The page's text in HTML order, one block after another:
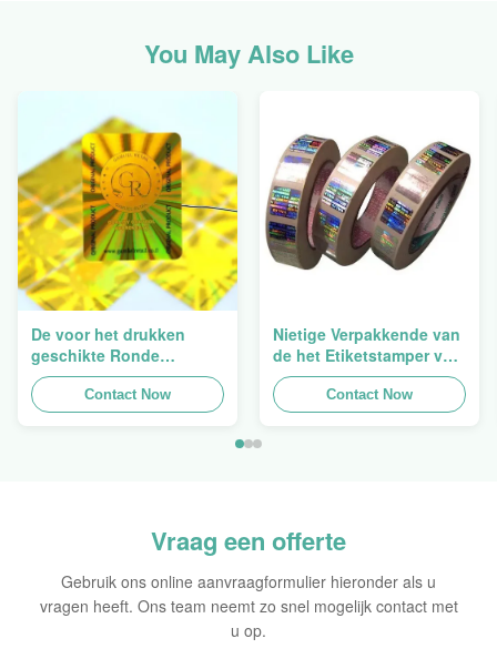
You May Also Like
De voor het drukken
geschikte Ronde
Verpakkende
Holografische
Zelfklevende Bladen van
Contact Now
Nietige Verpakkende van
de het Etiketstamper van
de Hologramveiligheid
Duidelijke het
Hologramsticker Logo
Contact Now
Vraag een offerte
Gebruik ons online aanvraagformulier hieronder als u
vragen heeft. Ons team neemt zo snel mogelijk contact met
u op.